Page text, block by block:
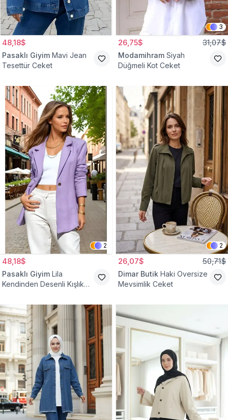
48,18$
Pasaklı Giyim Mavi Jean
Tesettür Ceket
3
26,75$ 31,07$
Modamihram Siyah
Düğmeli Kot Ceket
2
48,18$
Pasaklı Giyim Lila
Kendinden Desenli Kışlık
Tesettür Ceket
2
26,07$ 50,71$
Dimar Butik Haki Oversize
Mevsimlik Ceket